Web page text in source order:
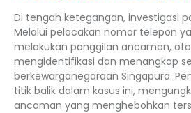
Di tengah ketegangan, investigasi
Melalui pelacakan nomor telepon
melakukan panggilan ancaman,
mengidentifikasi dan menangkap
berkewarganegaraan Singapura.
titik balik dalam kasus ini,
ancaman yang menghebohkan